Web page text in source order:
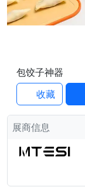
包饺子神器
收藏
展商信息